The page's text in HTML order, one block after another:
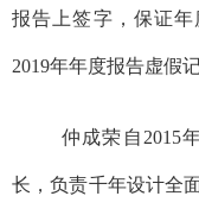
报告上签字 ， 保证年
2019年年度报告虚假
仲成荣 自2015
长 ，负责千年设计全